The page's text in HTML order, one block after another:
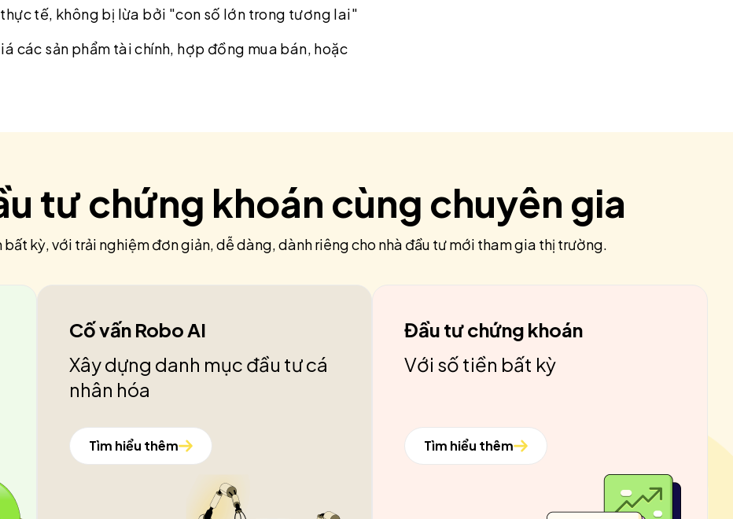
tế, không bị lừa bởi "con số lớn trong tương lai"
các sản phẩm tài chính, hợp đồng mua bán, hoặc
tư chứng khoán cùng chuyên gia
kỳ, với trải nghiệm đơn giản, dễ dàng, dành riêng cho nhà đầu tư mới tham gia thị trường.
Cố vấn Robo AI
Xây dựng danh mục đầu tư cá
nhân hóa
Tìm hiểu thêm
Đầu tư chứng khoán
Với số tiền bất kỳ
Tìm hiểu thêm